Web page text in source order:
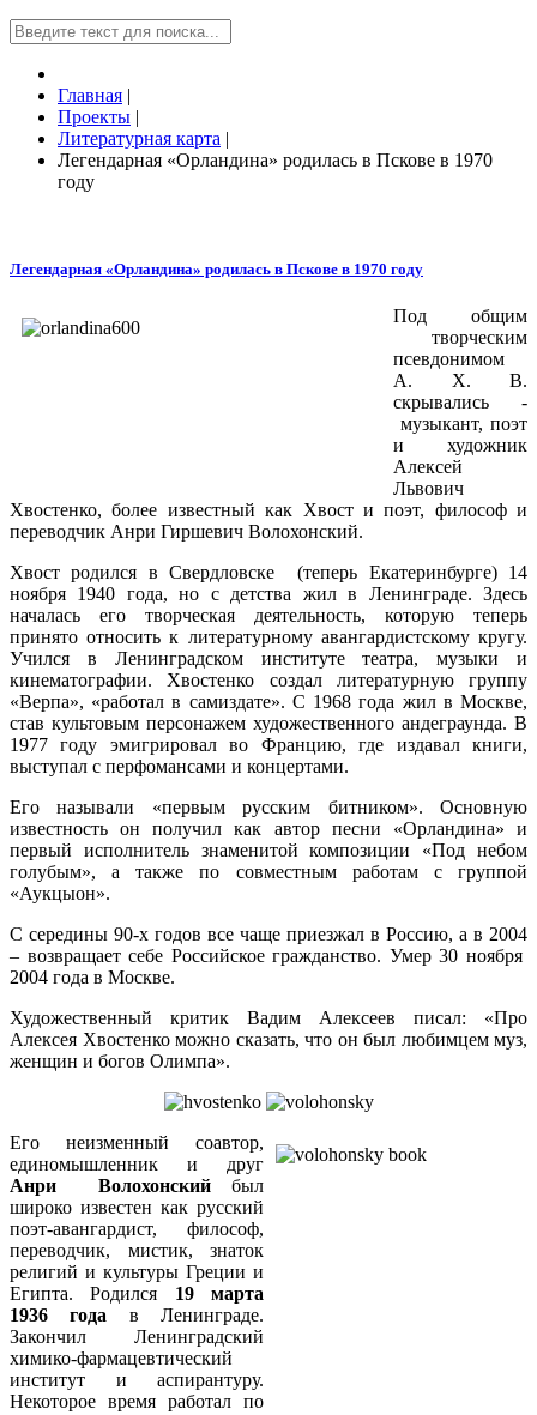
Главная |
Проекты |
Литературная карта |
Легендарная «Орландина» родилась в Пскове в 1970
году
Легендарная «Орландина» родилась в Пскове в 1970 году
Под общим
творческим
псевдонимом
А. Х. В.
скрывались -
музыкант, поэт
и художник
Алексей
Львович
Хвостенко, более известный как Хвост и поэт, философ и
переводчик Анри Гиршевич Волохонский.
Хвост родился в Свердловске (теперь Екатеринбурге) 14
ноября 1940 года, но с детства жил в Ленинграде. Здесь
началась его творческая деятельность, которую теперь
принято относить к литературному авангардистскому кругу.
Учился в Ленинградском институте театра, музыки и
кинематографии. Хвостенко создал литературную группу
«Верпа», «работал в самиздате». С 1968 года жил в Москве,
став культовым персонажем художественного андеграунда. В
1977 году эмигрировал во Францию, где издавал книги,
выступал с перфомансами и концертами.
Его называли «первым русским битником». Основную
известность он получил как автор песни «Орландина» и
первый исполнитель знаменитой композиции «Под небом
голубым», а также по совместным работам с группой
«Аукцыон».
С середины 90-х годов все чаще приезжал в Россию, а в 2004
– возвращает себе Российское гражданство. Умер 30 ноября
2004 года в Москве.
Художественный критик Вадим Алексеев писал: «Про
Алексея Хвостенко можно сказать, что он был любимцем муз,
женщин и богов Олимпа».
Его неизменный соавтор,
единомышленник и друг
Анри Волохонскийбыл
широко известен как русский
поэт-авангардист, философ,
переводчик, мистик, знаток
религий и культуры Греции и
Египта. Родился 19 марта
1936 года в Ленинграде.
Закончил Ленинградский
химико-фармацевтический
институт и аспирантуру.
Некоторое время работал по